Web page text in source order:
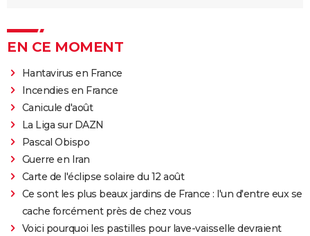
EN CE MOMENT
Hantavirus en France
Incendies en France
Canicule d'août
La Liga sur DAZN
Pascal Obispo
Guerre en Iran
Carte de l'éclipse solaire du 12 août
Ce sont les plus beaux jardins de France : l'un d'entre eux se
cache forcément près de chez vous
Voici pourquoi les pastilles pour lave-vaisselle devraient